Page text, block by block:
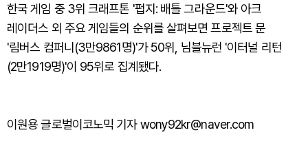
한국 게임 중 3위 크래프톤 '펍지: 배틀 그라운드'와 아크
레이더스 외 주요 게임들의 순위를 살펴보면 프로젝트 문
'림버스 컴퍼니(3만9861명)'가 50위, 님블뉴런 '이터널 리턴
(2만1919명)'이 95위로 집계됐다.
이원용 글로벌이코노믹 기자 wony92kr@naver.com